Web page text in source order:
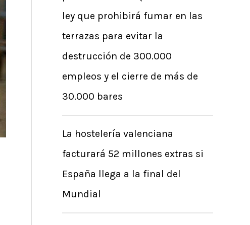
r
p
o
r
:
ley que prohibirá fumar en las
terrazas para evitar la
destrucción de 300.000
empleos y el cierre de más de
30.000 bares
La hostelería valenciana
facturará 52 millones extras si
España llega a la final del
Mundial